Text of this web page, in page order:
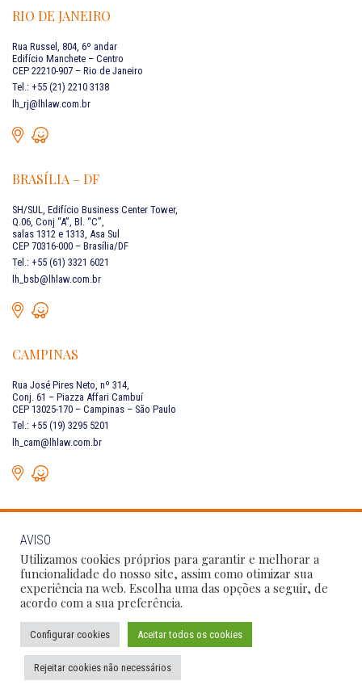
RIO DE JANEIRO
Rua Russel, 804, 6º andar
Edifício Manchete – Centro
CEP 22210-907 – Rio de Janeiro
Tel.: +55 (21) 2210 3138
lh_rj@lhlaw.com.br
BRASÍLIA – DF
SH/SUL, Edifício Business Center Tower,
Q.06, Conj “A”, Bl. “C”,
salas 1312 e 1313, Asa Sul
CEP 70316-000 – Brasília/DF
Tel.: +55 (61) 3321 6021
lh_bsb@lhlaw.com.br
CAMPINAS
Rua José Pires Neto, nº 314,
Conj. 61 – Piazza Affari Cambuí
CEP 13025-170 – Campinas – São Paulo
Tel.: +55 (19) 3295 5201
lh_cam@lhlaw.com.br
FALE CONOSCO
Siga as nossas redes sociais:
Política de Privacidade Condições de Uso
AVISO
Utilizamos cookies próprios para garantir e melhorar a
funcionalidade do nosso site, assim como otimizar sua
experiência na web. Escolha uma das opções a seguir, de
acordo com a sua preferência.
Configurar cookies Aceitar todos os cookies
Rejeitar cookies não necessários